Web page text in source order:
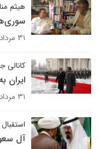
هیثم
۳۱ مرداد ۱۳۹۱
کانالی
ایران
۳۱ مرداد ۱۳۹۱
آل